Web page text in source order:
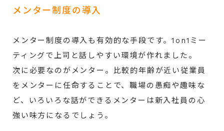
メンター制度の導入
メンター制度の導入も有効的な手段です。1on1ミー
ティングで上司と話しやすい環境が作れました。
次に必要なのがメンター。比較的年齢が近い従業員
をメンターに任命することで、職場の愚痴や趣味な
ど、いろいろな話ができるメンターは新入社員の心
強い味方になるでしょう。